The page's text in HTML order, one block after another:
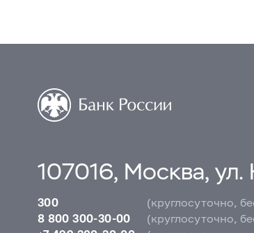
107016, Москва, ул.
300
(круглосуточно,
8 800 300-30-00
(круглосуточно,